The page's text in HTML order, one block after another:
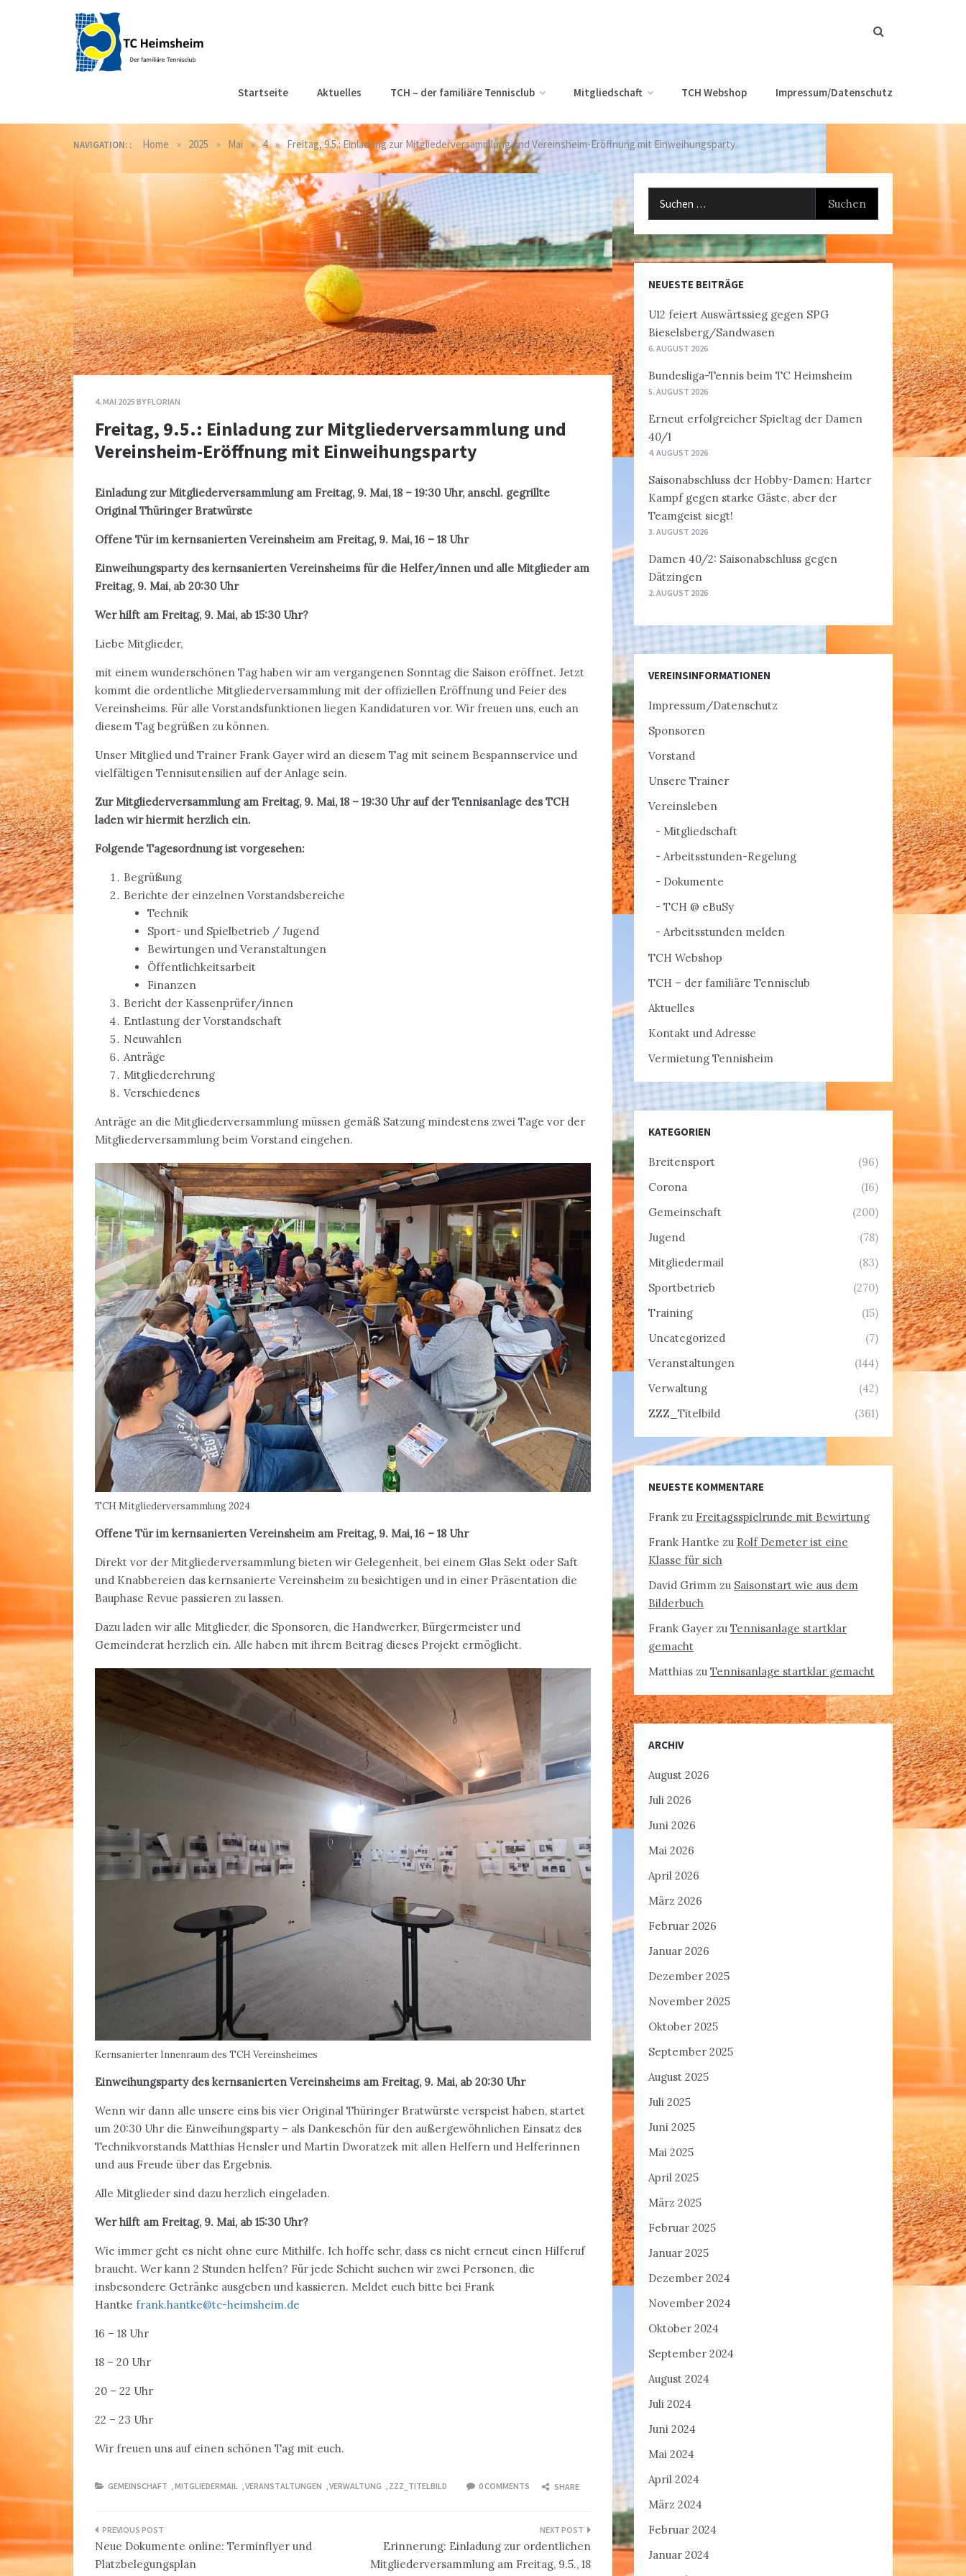
Startseite Aktuelles TCH – der familiäre Tennisclub Mitgliedschaft TCH Webshop Impressum/Datenschutz
NAVIGATION: : Home » 2025 » Mai » 4 » Freitag, 9.5.: Einladung zur Mitgliederversammlung und Vereinsheim-Eröffnung mit Einweihungsparty
4. MAI 2025 BYFLORIAN
Freitag, 9.5.: Einladung zur Mitgliederversammlung und
Vereinsheim-Eröffnung mit Einweihungsparty
Einladung zur Mitgliederversammlung am Freitag, 9. Mai, 18 – 19:30 Uhr, anschl. gegrillte
Original Thüringer Bratwürste
Offene Tür im kernsanierten Vereinsheim am Freitag, 9. Mai, 16 – 18 Uhr
Einweihungsparty des kernsanierten Vereinsheims für die Helfer/innen und alle Mitglieder am
Freitag, 9. Mai, ab 20:30 Uhr
Wer hilft am Freitag, 9. Mai, ab 15:30 Uhr?
Liebe Mitglieder,
mit einem wunderschönen Tag haben wir am vergangenen Sonntag die Saison eröffnet. Jetzt
kommt die ordentliche Mitgliederversammlung mit der offiziellen Eröffnung und Feier des
Vereinsheims. Für alle Vorstandsfunktionen liegen Kandidaturen vor. Wir freuen uns, euch an
diesem Tag begrüßen zu können.
Unser Mitglied und Trainer Frank Gayer wird an diesem Tag mit seinem Bespannservice und
vielfältigen Tennisutensilien auf der Anlage sein.
Zur Mitgliederversammlung am Freitag, 9. Mai, 18 – 19:30 Uhr auf der Tennisanlage des TCH
laden wir hiermit herzlich ein.
Folgende Tagesordnung ist vorgesehen:
Begrüßung
Berichte der einzelnen Vorstandsbereiche
Technik
Sport­- und Spielbetrieb / Jugend
Bewirtungen und Veranstaltungen
Öffentlichkeitsarbeit
Finanzen
Bericht der Kassenprüfer/innen
Entlastung der Vorstandschaft
Neuwahlen
Anträge
Mitgliederehrung
Verschiedenes
Anträge an die Mitgliederversammlung müssen gemäß Satzung mindestens zwei Tage vor der
Mitgliederversammlung beim Vorstand eingehen.
TCH Mitgliederversammlung 2024
Offene Tür im kernsanierten Vereinsheim am Freitag, 9. Mai, 16 – 18 Uhr
Direkt vor der Mitgliederversammlung bieten wir Gelegenheit, bei einem Glas Sekt oder Saft
und Knabbereien das kernsanierte Vereinsheim zu besichtigen und in einer Präsentation die
Bauphase Revue passieren zu lassen.
Dazu laden wir alle Mitglieder, die Sponsoren, die Handwerker, Bürgermeister und
Gemeinderat herzlich ein. Alle haben mit ihrem Beitrag dieses Projekt ermöglicht.
Kernsanierter Innenraum des TCH Vereinsheimes
Einweihungsparty des kernsanierten Vereinsheims am Freitag, 9. Mai, ab 20:30 Uhr
Wenn wir dann alle unsere eins bis vier Original Thüringer Bratwürste verspeist haben, startet
um 20:30 Uhr die Einweihungsparty – als Dankeschön für den außergewöhnlichen Einsatz des
Technikvorstands Matthias Hensler und Martin Dworatzek mit allen Helfern und Helferinnen
und aus Freude über das Ergebnis.
Alle Mitglieder sind dazu herzlich eingeladen.
Wer hilft am Freitag, 9. Mai, ab 15:30 Uhr?
Wie immer geht es nicht ohne eure Mithilfe. Ich hoffe sehr, dass es nicht erneut einen Hilferuf
braucht. Wer kann 2 Stunden helfen? Für jede Schicht suchen wir zwei Personen, die
insbesondere Getränke ausgeben und kassieren. Meldet euch bitte bei Frank
Hantke frank.hantke@tc-heimsheim.de
16 – 18 Uhr
18 – 20 Uhr
20 – 22 Uhr
22 – 23 Uhr
Wir freuen uns auf einen schönen Tag mit euch.
GEMEINSCHAFT MITGLIEDERMAIL VERANSTALTUNGEN VERWALTUNG ZZZ_TITELBILD 0 COMMENTS SHARE
Beitragsnavigation
Neue Dokumente online: Terminflyer und
Platzbelegungsplan
Erinnerung: Einladung zur ordentlichen
Mitgliederversammlung am Freitag, 9.5., 18
NEUESTE BEITRÄGE
U12 feiert Auswärtssieg gegen SPG
Bieselsberg/Sandwasen
6. AUGUST 2026
Bundesliga-Tennis beim TC Heimsheim
5. AUGUST 2026
Erneut erfolgreicher Spieltag der Damen
40/1
4. AUGUST 2026
Saisonabschluss der Hobby-Damen: Harter
Kampf gegen starke Gäste, aber der
Teamgeist siegt!
3. AUGUST 2026
Damen 40/2: Saisonabschluss gegen
Dätzingen
2. AUGUST 2026
VEREINSINFORMATIONEN
Impressum/Datenschutz
Sponsoren
Vorstand
Unsere Trainer
Vereinsleben
Mitgliedschaft
Arbeitsstunden-Regelung
Dokumente
TCH @ eBuSy
Arbeitsstunden melden
TCH Webshop
TCH – der familiäre Tennisclub
Aktuelles
Kontakt und Adresse
Vermietung Tennisheim
KATEGORIEN
Breitensport
(96)
Corona
(16)
Gemeinschaft
(200)
Jugend
(78)
Mitgliedermail
(83)
Sportbetrieb
(270)
Training
(15)
Uncategorized
(7)
Veranstaltungen
(144)
Verwaltung
(42)
ZZZ_Titelbild
(361)
NEUESTE KOMMENTARE
Frank zu Freitagsspielrunde mit Bewirtung
Frank Hantke zu Rolf Demeter ist eine
Klasse für sich
David Grimm zu Saisonstart wie aus dem
Bilderbuch
Frank Gayer zu Tennisanlage startklar
gemacht
Matthias zu Tennisanlage startklar gemacht
ARCHIV
August 2026
Juli 2026
Juni 2026
Mai 2026
April 2026
März 2026
Februar 2026
Januar 2026
Dezember 2025
November 2025
Oktober 2025
September 2025
August 2025
Juli 2025
Juni 2025
Mai 2025
April 2025
März 2025
Februar 2025
Januar 2025
Dezember 2024
November 2024
Oktober 2024
September 2024
August 2024
Juli 2024
Juni 2024
Mai 2024
April 2024
März 2024
Februar 2024
Januar 2024